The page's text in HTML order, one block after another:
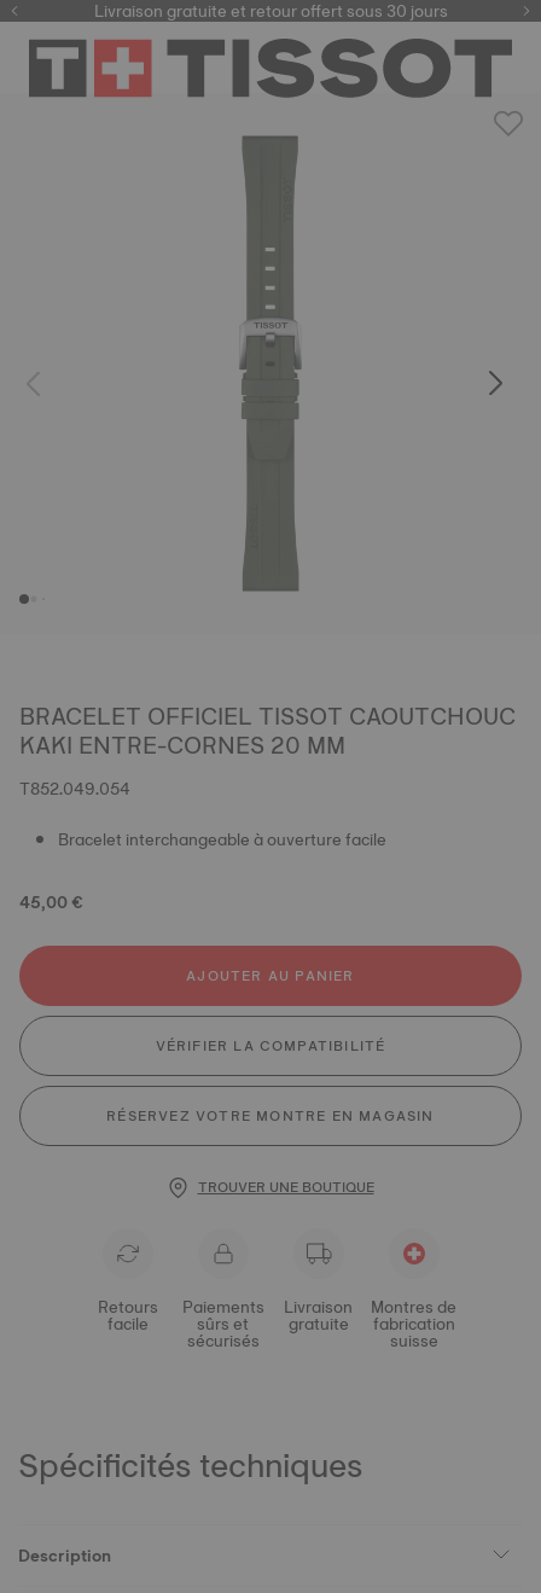
Livraison gratuite et retour offert sous 30 jours
BRACELET OFFICIEL TISSOT CAOUTCHOUC
KAKI ENTRE-CORNES 20 MM
T852.049.054
Bracelet interchangeable à ouverture facile
45,00 €
AJOUTER AU PANIER
VÉRIFIER LA COMPATIBILITÉ
RÉSERVEZ VOTRE MONTRE EN MAGASIN
TROUVER UNE BOUTIQUE
Retours
facile
Paiements
sûrs et
sécurisés
Livraison
gratuite
Montres de
fabrication
suisse
Spécificités techniques
Description